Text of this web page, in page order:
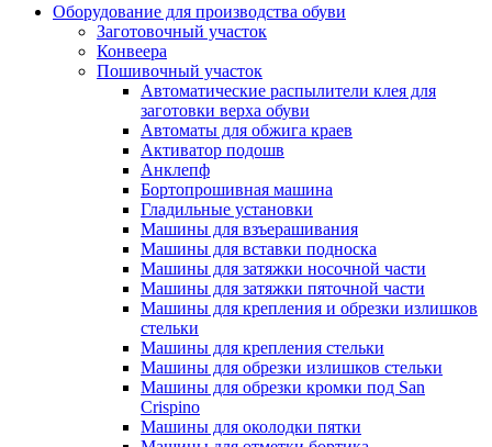
Оборудование для производства обуви
Заготовочный участок
Конвеера
Пошивочный участок
Автоматические распылители клея для
заготовки верха обуви
Автоматы для обжига краев
Активатор подошв
Анклепф
Бортопрошивная машина
Гладильные установки
Машины для взъерашивания
Машины для вставки подноска
Машины для затяжки носочной части
Машины для затяжки пяточной части
Машины для крепления и обрезки излишков
стельки
Машины для крепления стельки
Машины для обрезки излишков стельки
Машины для обрезки кромки под San
Crispino
Машины для околодки пятки